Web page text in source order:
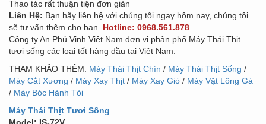
Thao tác rất thuận tiện đơn giản
Liên Hệ: Bạn hãy liên hệ với chúng tôi ngay hôm nay, chúng tôi
sẽ tư vấn thêm cho bạn. Hotline: 0968.561.878
Công ty An Phú Vinh Việt Nam đơn vị phân phố Máy Thái Thịt
tươi sống các loại tốt hàng đầu tại Việt Nam.
THAM KHẢO THÊM: Máy Thái Thịt Chín / Máy Thái Thịt Sống /
Máy Cắt Xương / Máy Xay Thịt / Máy Xay Giò / Máy Vặt Lông Gà
/ Máy Bóc Hành Tỏi
Máy Thái Thịt Tươi Sống